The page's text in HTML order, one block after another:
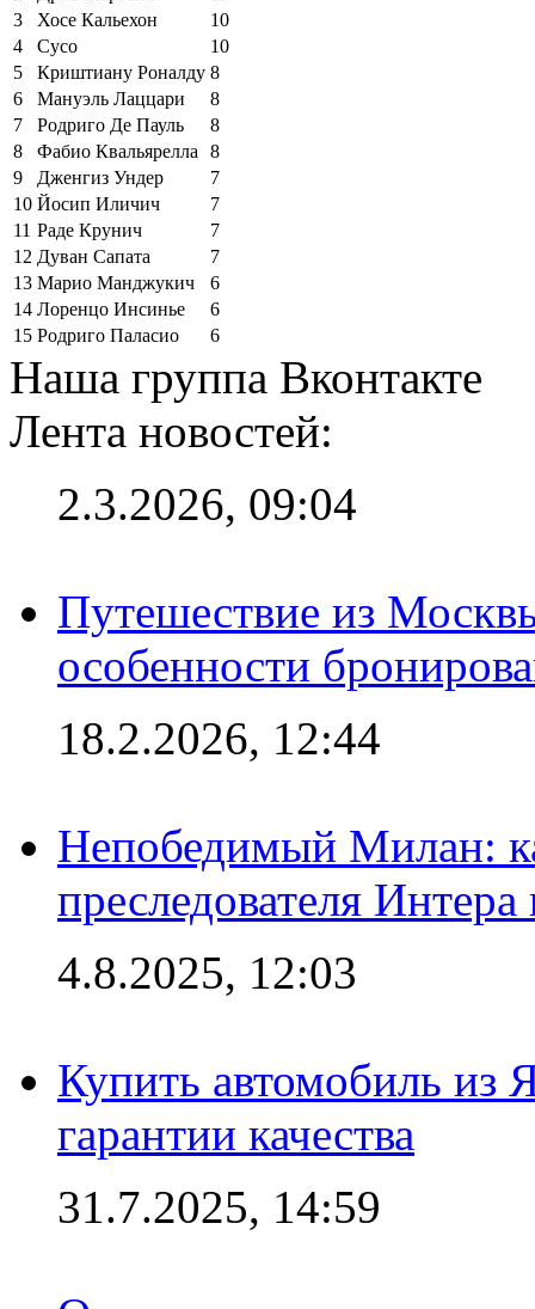
3
Хосе Кальехон
10
4
Сусо
10
5
Криштиану Роналду 8
6
Мануэль Лаццари
8
7
Родриго Де Пауль
8
8
Фабио Квальярелла
8
9
Дженгиз Ундер
7
10 Йосип Иличич
7
11 Раде Крунич
7
12 Дуван Сапата
7
13 Марио Манджукич
6
14 Лоренцо Инсинье
6
15 Родриго Паласио 6
Наша группа Вконтакте
Лента новостей:
2.3.2026, 09:04
Путешествие из
особенности
18.2.2026, 12:44
Непобедимый Милан:
преследователя
4.8.2025, 12:03
Купить автомобиль из
гарантии качества
31.7.2025, 14:59